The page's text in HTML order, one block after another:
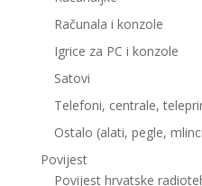
Računala i konzole
Igrice za PC i konzole
Satovi
Telefoni, centrale,
Ostalo (alati, pegle,
Povijest
Povijest hrvatske